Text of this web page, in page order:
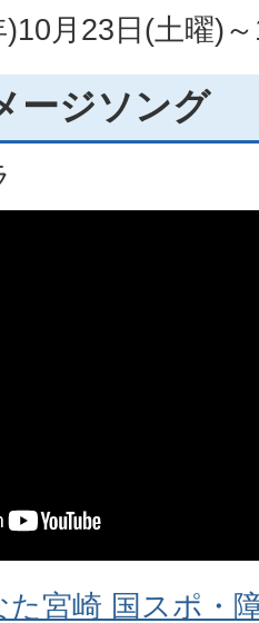
月23日(土曜)
ージソング
た宮崎 国スポ・